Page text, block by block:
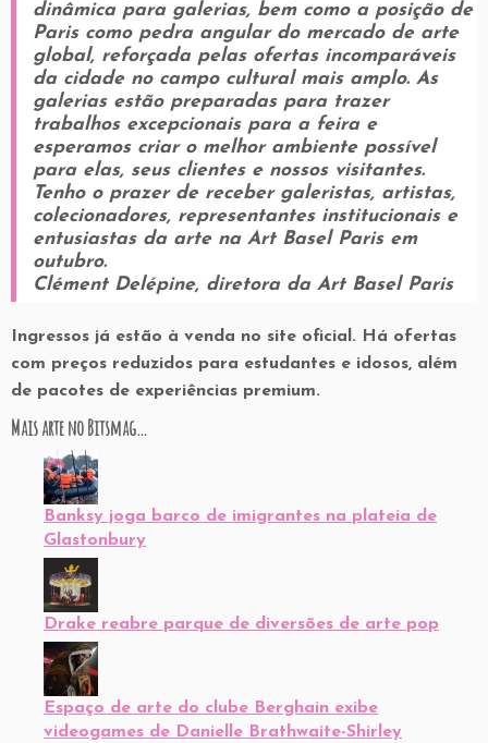
dinâmica para galerias, bem como a posição de
Paris como pedra angular do mercado de arte
global, reforçada pelas ofertas incomparáveis ​​
da cidade no campo cultural mais amplo. As
galerias estão preparadas para trazer
trabalhos excepcionais para a feira e
esperamos criar o melhor ambiente possível
para elas, seus clientes e nossos visitantes.
Tenho o prazer de receber galeristas, artistas,
colecionadores, representantes institucionais e
entusiastas da arte na Art Basel Paris em
outubro.
Clément Delépine, diretora da Art Basel Paris
Ingressos já estão à venda no site oficial. Há ofertas
com preços reduzidos para estudantes e idosos, além
de pacotes de experiências premium.
Mais arte no Bitsmag…
Banksy joga barco de imigrantes na plateia de
Glastonbury
Drake reabre parque de diversões de arte pop
Espaço de arte do clube Berghain exibe
videogames de Danielle Brathwaite-Shirley